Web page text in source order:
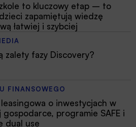
to kluczowy etap – to
zapamiętują wiedzę
łatwiej i szybciej
zalety fazy Discovery?
FINANSOWEGO
leasingowa o inwestycjach w
gospodarce, programie SAFE i
dual use